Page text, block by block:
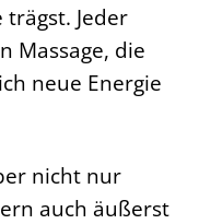
Jeder
Massage, die
neue Energie
nicht nur
auch äußerst